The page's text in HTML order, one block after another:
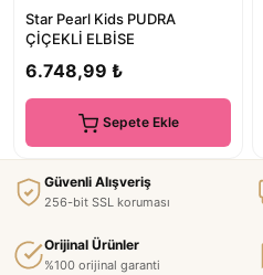
Star Pearl Kids PUDRA
ÇİÇEKLİ ELBİSE
6.748,99 ₺
Sepete Ekle
Güvenli Alışveriş
256-bit SSL koruması
Orijinal Ürünler
%100 orijinal garanti